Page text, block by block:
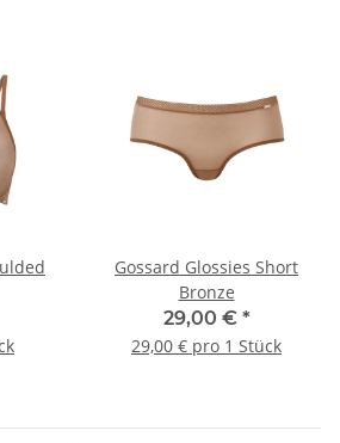
Gossard Glossies Short
Bronze
29,00 € *
29,00 € pro 1 Stück